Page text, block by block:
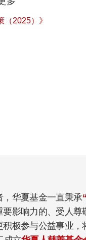
（2025）》
华夏基金一直秉承
影响力的、受人
极参与公益事业，